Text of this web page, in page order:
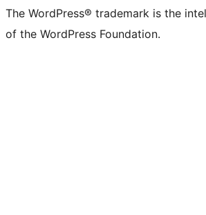
The WordPress® trademark is the
of the WordPress Foundation.